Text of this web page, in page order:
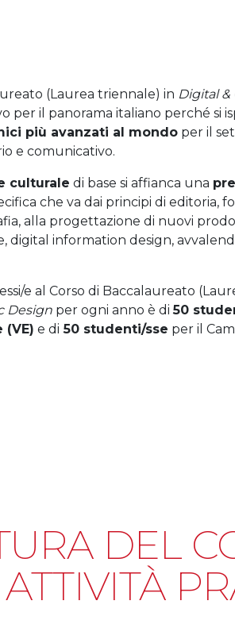
(Laurea triennale) in Digital &
per il panorama italiano perché si
più avanzati al mondo per il
e comunicativo.
culturale di base si affianca una
che va dai principi di editoria,
alla progettazione di nuovi
digital information design,
e al Corso di Baccalaureato
Design per ogni anno è di50
(VE) e di 50 studenti/sse per il
DEL